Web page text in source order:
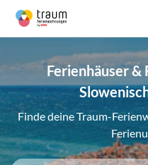
Ferienhäuser &
Finde deine Traum-